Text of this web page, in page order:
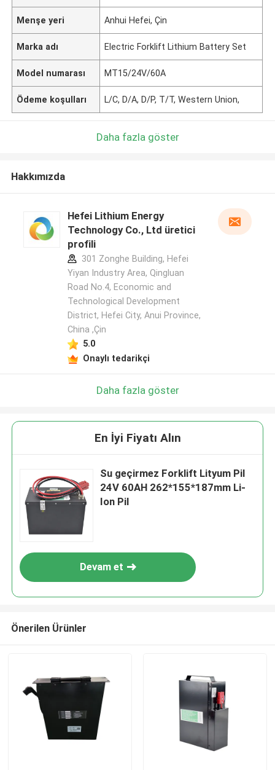
Menşe yeri Anhui Hefei, Çin
Marka adı Electric Forklift Lithium Battery Set
Model numarası MT15/24V/60A
Ödeme koşulları L/C, D/A, D/P, T/T, Western Union,
Daha fazla göster
Hakkımızda
Hefei Lithium Energy
Technology Co., Ltd üretici
profili
301 Zonghe Building, Hefei
Yiyan Industry Area, Qingluan
Road No.4, Economic and
Technological Development
District, Hefei City, Anui Province,
China ,Çin
5.0
Onaylı tedarikçi
Daha fazla göster
En İyi Fiyatı Alın
Su geçirmez Forklift Lityum Pil
24V 60AH 262*155*187mm Li-
Ion Pil
Devam et
Önerilen Ürünler